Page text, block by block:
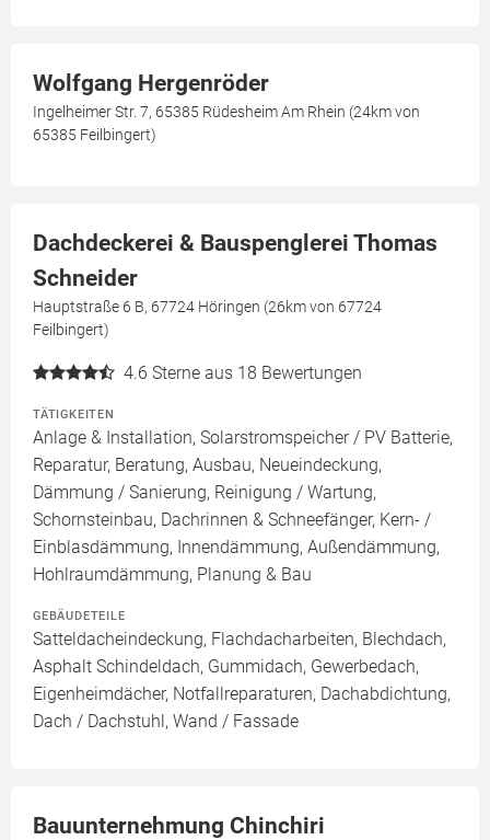
Wolfgang Hergenröder
Ingelheimer Str. 7, 65385 Rüdesheim Am Rhein (24km von
65385 Feilbingert)
Dachdeckerei & Bauspenglerei Thomas
Schneider
Hauptstraße 6 B, 67724 Höringen (26km von 67724
Feilbingert)
4.6 Sterne aus 18 Bewertungen
TÄTIGKEITEN
Anlage & Installation, Solarstromspeicher / PV Batterie,
Reparatur, Beratung, Ausbau, Neueindeckung,
Dämmung / Sanierung, Reinigung / Wartung,
Schornsteinbau, Dachrinnen & Schneefänger, Kern- /
Einblasdämmung, Innendämmung, Außendämmung,
Hohlraumdämmung, Planung & Bau
GEBÄUDETEILE
Satteldacheindeckung, Flachdacharbeiten, Blechdach,
Asphalt Schindeldach, Gummidach, Gewerbedach,
Eigenheimdächer, Notfallreparaturen, Dachabdichtung,
Dach / Dachstuhl, Wand / Fassade
Bauunternehmung Chinchiri